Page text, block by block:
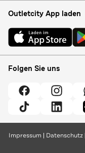
Outletcity App laden
Folgen Sie uns
Impressum Datenschutz